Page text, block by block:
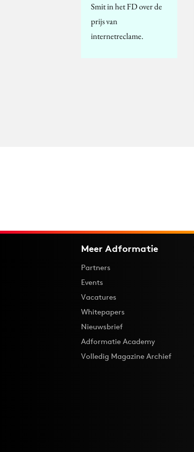
Smit in het FD over de
prijs van
internetreclame.
Meer Adformatie
Partners
Events
Vacatures
Whitepapers
Nieuwsbrief
Adformatie Academy
Volledig Magazine Archief